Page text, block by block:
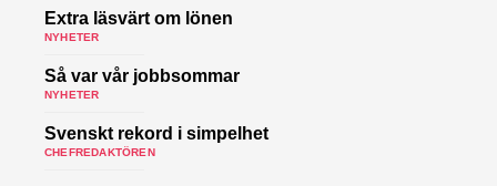
Extra läsvärt om lönen
NYHETER
Så var vår jobbsommar
NYHETER
Svenskt rekord i simpelhet
CHEFREDAKTÖREN